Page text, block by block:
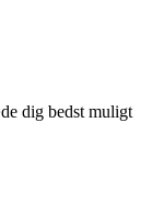
dig bedst muligt